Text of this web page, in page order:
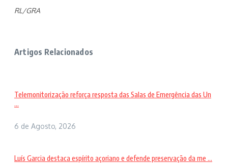
RL/GRA
Artigos Relacionados
Telemonitorização reforça resposta das Salas de Emergência das Un
...
6 de Agosto, 2026
Luís Garcia destaca espírito açoriano e defende preservação da me ...